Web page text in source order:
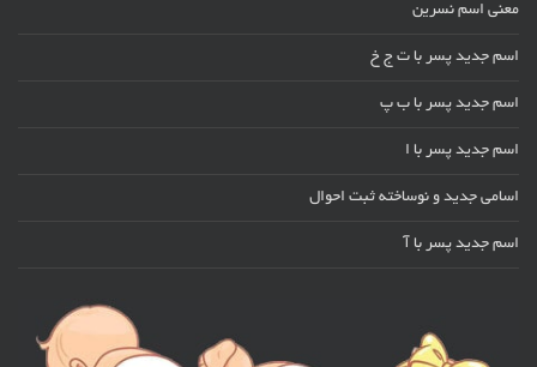
معنی اسم نسرین
اسم جدید پسر با ت ج خ
اسم جدید پسر با ب پ
اسم جدید پسر با ا
اسامی جدید و نوساخته ثبت احوال
اسم جدید پسر با آ